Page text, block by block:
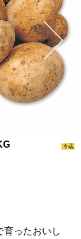
冷蔵
育ったおいし